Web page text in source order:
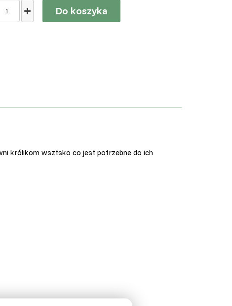
Do koszyka
królikom wsztsko co jest potrzebne do ich